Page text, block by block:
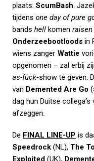
plaats: ScumBash.
tijdens one day of pure
bands hell komen raisen
Onderzeebootloods in
wiens zanger Wattie
opgenomen – zal erbij
as-fuck-show te geven.
van Demented Are Go
dag hun Duitse collega’s
afzeggen.
De FINAL LINE-UP is
Speedrock (NL), The
Exploited (UK),